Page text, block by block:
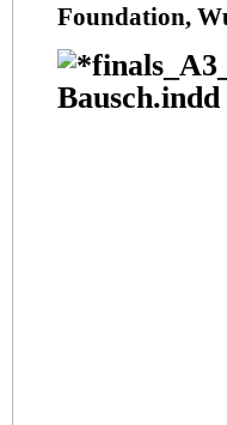
Foundation,